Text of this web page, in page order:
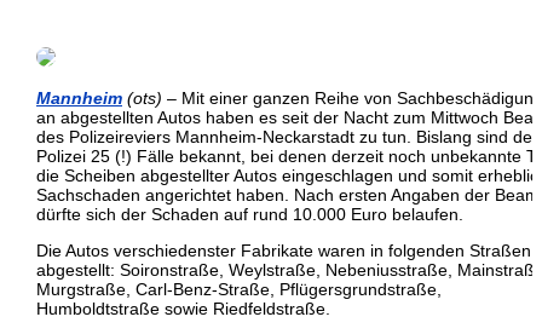
Mannheim (ots) – Mit einer ganzen Reihe von
an abgestellten Autos haben es seit der Nacht zum Mittwoch
des Polizeireviers Mannheim-Neckarstadt zu tun. Bislang sind der
Polizei 25 (!) Fälle bekannt, bei denen derzeit noch unbekannte
die Scheiben abgestellter Autos eingeschlagen und somit
Sachschaden angerichtet haben. Nach ersten Angaben der
dürfte sich der Schaden auf rund 10.000 Euro belaufen.
Die Autos verschiedenster Fabrikate waren in folgenden Straßen
abgestellt: Soironstraße, Weylstraße, Nebeniusstraße,
Murgstraße, Carl-Benz-Straße, Pflügersgrundstraße,
Humboldtstraße sowie Riedfeldstraße.